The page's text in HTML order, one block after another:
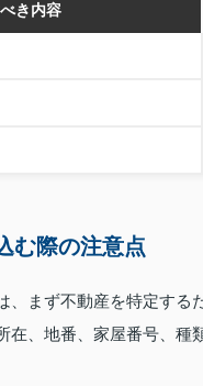
き内容
む際の注意点
まず不動産を特定する
、地番、家屋番号、種